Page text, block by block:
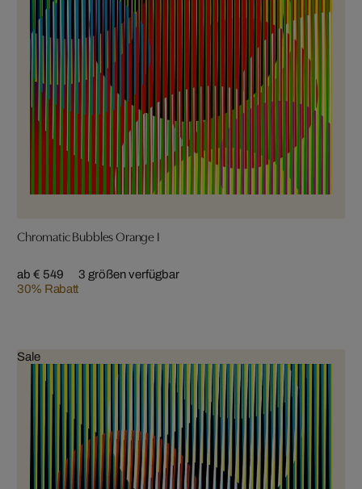
Chromatic Bubbles Orange I
ab € 549
30% Rabatt
3 größen verfügbar
Sale